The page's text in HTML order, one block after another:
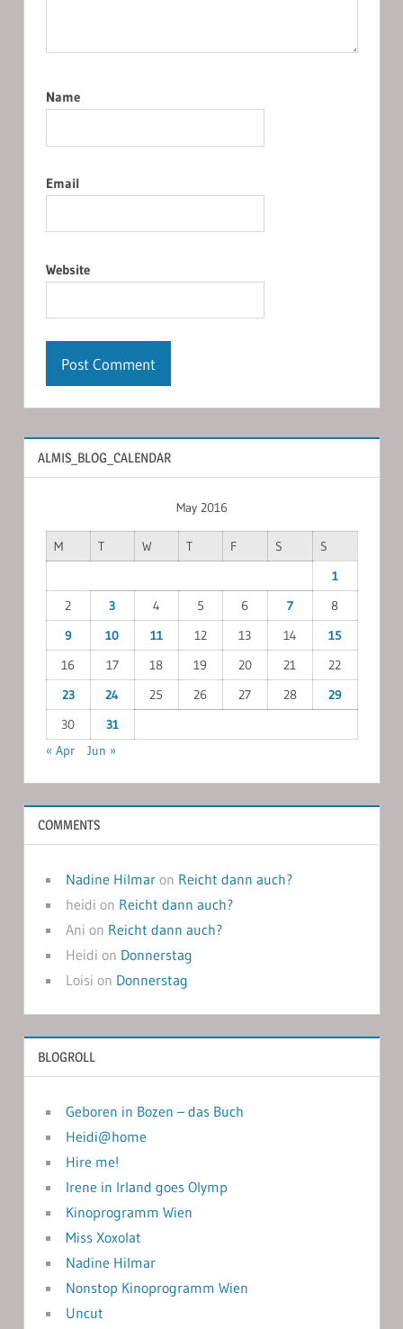
Name
Email
Website
ALMIS_BLOG_CALENDAR
May 2016
M T W T F S
S
1
2
3 4 5 6 7
8
9
10 11 12 13 14
15
16
17 18 19 20 21
22
23
24 25 26 27 28
29
30
31
« Apr
Jun »
COMMENTS
Nadine Hilmaron Reicht dann auch?
heidi on Reicht dann auch?
Ani on Reicht dann auch?
Heidi on Donnerstag
Loisi on Donnerstag
BLOGROLL
Geboren in Bozen – das Buch
Heidi@home
Hire me!
Irene in Irland goes Olymp
Kinoprogramm Wien
Miss Xoxolat
Nadine Hilmar
Nonstop Kinoprogramm Wien
Uncut